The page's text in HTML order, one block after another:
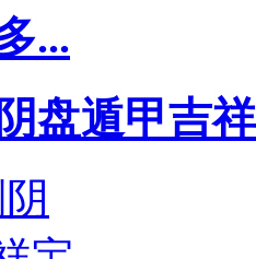
...
盘遁甲吉